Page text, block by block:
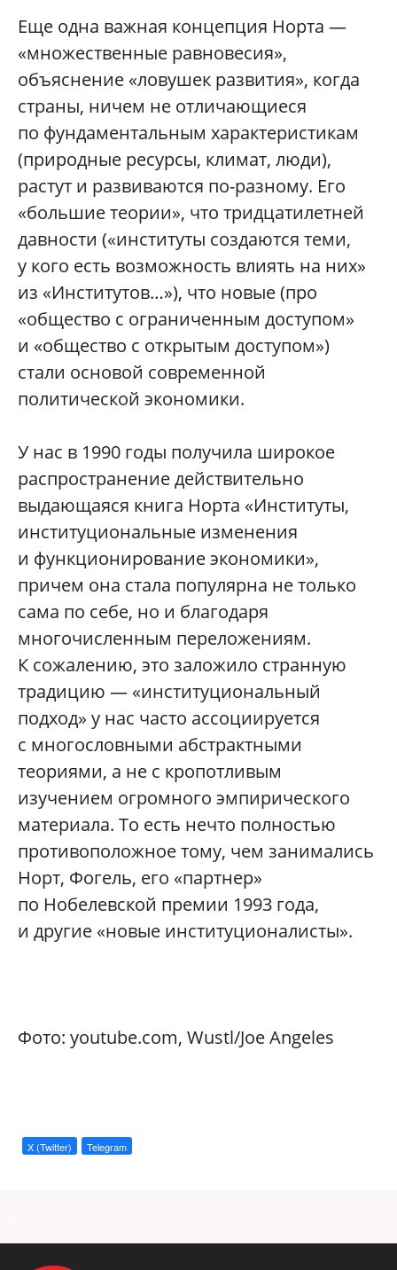
Еще одна важная концепция Норта —
«множественные равновесия»,
объяснение «ловушек развития», когда
страны, ничем не отличающиеся
по фундаментальным характеристикам
(природные ресурсы, климат, люди),
растут и развиваются по-разному. Его
«большие теории», что тридцатилетней
давности («институты создаются теми,
у кого есть возможность влиять на них»
из «Институтов…»), что новые (про
«общество с ограниченным доступом»
и «общество с открытым доступом»)
стали основой современной
политической экономики.
У нас в 1990 годы получила широкое
распространение действительно
выдающаяся книга Норта «Институты,
институциональные изменения
и функционирование экономики»,
причем она стала популярна не только
сама по себе, но и благодаря
многочисленным переложениям.
К сожалению, это заложило странную
традицию — «институциональный
подход» у нас часто ассоциируется
с многословными абстрактными
теориями, а не с кропотливым
изучением огромного эмпирического
материала. То есть нечто полностью
противоположное тому, чем занимались
Норт, Фогель, его «партнер»
по Нобелевской премии 1993 года,
и другие «новые институционалисты».
Фото: youtube.com, Wustl/Joe Angeles
X (Twitter) Telegram